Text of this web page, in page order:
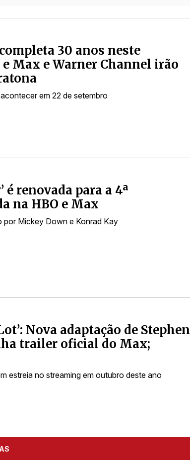
completa 30 anos neste
Max e Warner Channel irão
em 22 de setembro
é renovada para a 4ª
na HBO e Max
por Mickey Down e Konrad Kay
Nova adaptação de Stephen
trailer oficial do Max;
estreia no streaming em outubro deste ano